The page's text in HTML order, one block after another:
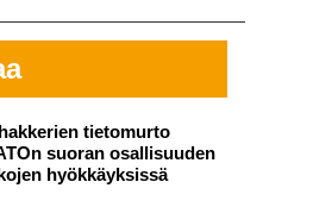
tietomurto
suoran osallisuuden
hyökkäyksissä